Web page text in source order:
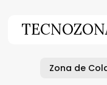
Zona de